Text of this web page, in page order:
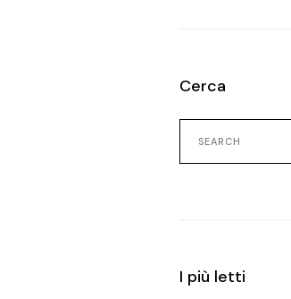
Cerca
Search
for:
I più letti